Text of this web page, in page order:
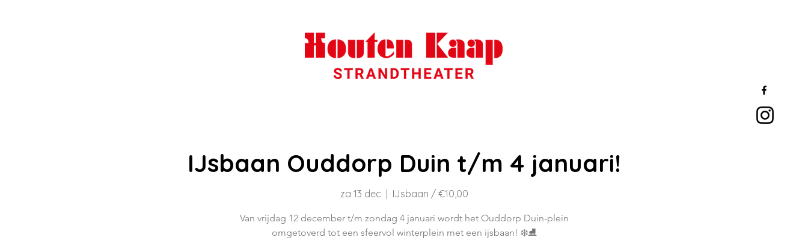
IJsbaan Ouddorp Duin t/m 4 januari!
za 13 dec IJsbaan / €10,00
Van vrijdag 12 december t/m zondag 4 januari wordt het Ouddorp Duin-plein
omgetoverd tot een sfeervol winterplein met een ijsbaan! ❄️⛸️